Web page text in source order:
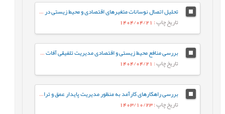
تحلیل اتصال نوسانات متغیرهای اقتصادی و محیط زیستی در ایران (2006-2023)
تاریخ چاپ: 1404/04/21
بررسی منافع محیط زیستی و اقتصادی مدیریت تلفیقی آفات (IPM)
تاریخ چاپ: 1404/04/21
بررسی راهکارهای کارآمد به منظور مدیریت پایدار عمق و تراز سطح آب تالاب انزلی با تأکید بر رویکردهای پیشگیری و احیا
تاریخ چاپ: 1403/10/23